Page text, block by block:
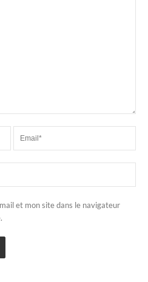
et mon site dans le navigateur